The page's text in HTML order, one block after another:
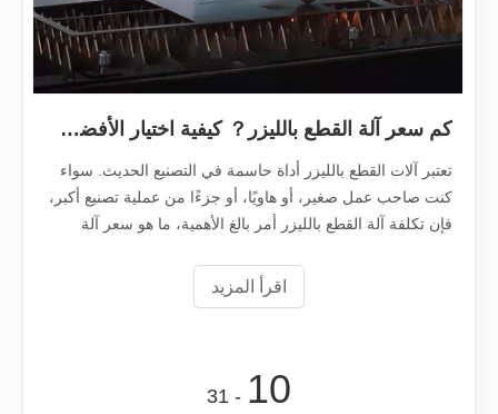
يعد قطع الأنابيب بالليزر تقنية أساسية في الصناعة التحويلية سريعة
كم سعر آلة القطع بالليزر？ كيفية اختيار الأفضل？
تعتبر آلات القطع بالليزر أداة حاسمة في التصنيع الحديث. سواء
كنت صاحب عمل صغير، أو هاويًا، أو جزءًا من عملية تصنيع أكبر،
فإن تكلفة آلة القطع بالليزر أمر بالغ الأهمية، ما هو سعر آلة
اقرأ المزيد
10
- 31